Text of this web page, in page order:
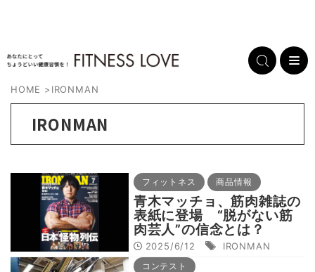
HOME >IRONMAN
IRONMAN
フィットネス 商品情報
青木マッチョ、筋肉雑誌の
表紙に登場 “脱がない筋
肉芸人”の信念とは？
2025/6/12 IRONMAN
コンテスト